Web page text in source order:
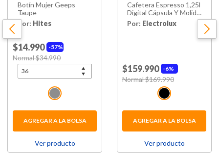
Botín Mujer Geeps
Taupe
Por: Hites
57%
$14.990
Price reduced from
Normal $34.990
AGREGAR A LA BOLSA
Ver producto
Cafetera Espresso 1,25l
Digital Cápsula Y Molido
1350w Ecm70
Por: Electrolux
6%
$159.990
Price reduced from
Normal $169.990
AGREGAR A LA BOLSA
Ver producto